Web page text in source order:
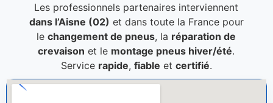
Les professionnels partenaires interviennent
dans l’Aisne (02) et dans toute la France pour
lechangement de pneus, la réparation de
crevaison et le montage pneus hiver/été.
Service rapide, fiable et certifié.